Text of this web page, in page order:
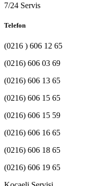
7/24 Servis
Telefon
(0216 ) 606 12 65
(0216) 606 03 69
(0216) 606 13 65
(0216) 606 15 65
(0216) 606 15 59
(0216) 606 16 65
(0216) 606 18 65
(0216) 606 19 65